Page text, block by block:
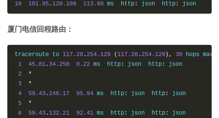
10
101.95 . 120.109 113.80 ms  http : json  http : json
厦门电信回程路由：
traceroute to 117.28 .254.129 ( 117.28 .254.129 ), 30 hops max
1
45.81 . 34.250 0.22 ms  http : json  http :
json
2
*
3
*
4
59.43 .246.17 95.94 ms  http : json  http :
json
5
*
6
59.43 . 132.21 92.41 ms  http : json  http :
json